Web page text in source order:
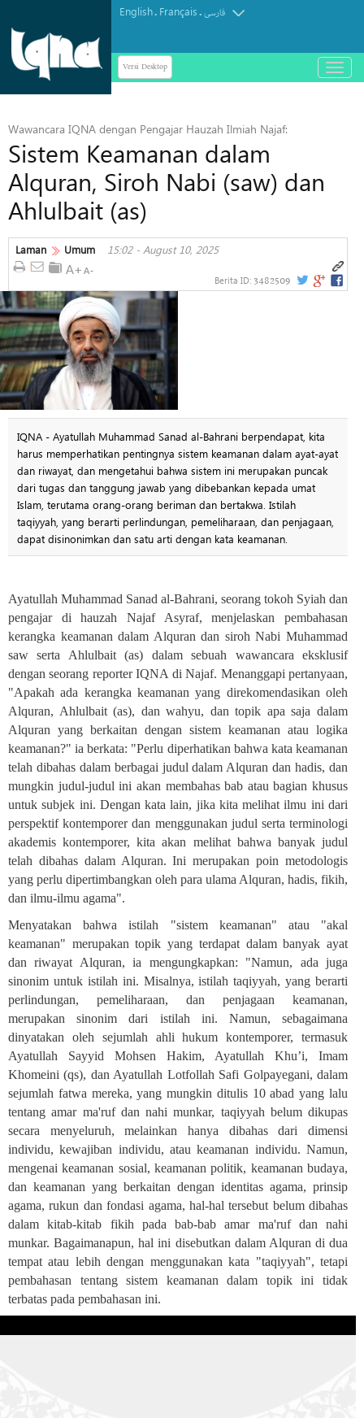
English. Français.فارسی
Versi Desktop
باز
و
Wawancara IQNA dengan Pengajar Hauzah Ilmiah Najaf:
Sistem Keamanan dalam
Alquran, Siroh Nabi (saw) dan
Ahlulbait (as)
Laman Umum 15:02 - August 10, 2025
Berita ID: 3482509
IQNA - Ayatullah Muhammad Sanad al-Bahrani berpendapat, kita
harus memperhatikan pentingnya sistem keamanan dalam ayat-ayat
dan riwayat, dan mengetahui bahwa sistem ini merupakan puncak
dari tugas dan tanggung jawab yang dibebankan kepada umat
Islam, terutama orang-orang beriman dan bertakwa. Istilah
taqiyyah, yang berarti perlindungan, pemeliharaan, dan penjagaan,
dapat disinonimkan dan satu arti dengan kata keamanan.
Ayatullah Muhammad Sanad al-Bahrani, seorang tokoh Syiah dan
pengajar di hauzah Najaf Asyraf, menjelaskan pembahasan
kerangka keamanan dalam Alquran dan siroh Nabi Muhammad
saw serta Ahlulbait (as) dalam sebuah wawancara eksklusif
dengan seorang reporter IQNA di Najaf. Menanggapi pertanyaan,
"Apakah ada kerangka keamanan yang direkomendasikan oleh
Alquran, Ahlulbait (as), dan wahyu, dan topik apa saja dalam
Alquran yang berkaitan dengan sistem keamanan atau logika
keamanan?" ia berkata: "Perlu diperhatikan bahwa kata keamanan
telah dibahas dalam berbagai judul dalam Alquran dan hadis, dan
mungkin judul-judul ini akan membahas bab atau bagian khusus
untuk subjek ini. Dengan kata lain, jika kita melihat ilmu ini dari
perspektif kontemporer dan menggunakan judul serta terminologi
akademis kontemporer, kita akan melihat bahwa banyak judul
telah dibahas dalam Alquran. Ini merupakan poin metodologis
yang perlu dipertimbangkan oleh para ulama Alquran, hadis, fikih,
dan ilmu-ilmu agama."
Menyatakan bahwa istilah "sistem keamanan" atau "akal
keamanan" merupakan topik yang terdapat dalam banyak ayat
dan riwayat Alquran, ia mengungkapkan: "Namun, ada juga
sinonim untuk istilah ini. Misalnya, istilah taqiyyah, yang berarti
perlindungan, pemeliharaan, dan penjagaan keamanan,
merupakan sinonim dari istilah ini. Namun, sebagaimana
dinyatakan oleh sejumlah ahli hukum kontemporer, termasuk
Ayatullah Sayyid Mohsen Hakim, Ayatullah Khu’i, Imam
Khomeini (qs), dan Ayatullah Lotfollah Safi Golpayegani, dalam
sejumlah fatwa mereka, yang mungkin ditulis 10 abad yang lalu
tentang amar ma'ruf dan nahi munkar, taqiyyah belum dikupas
secara menyeluruh, melainkan hanya dibahas dari dimensi
individu, kewajiban individu, atau keamanan individu. Namun,
mengenai keamanan sosial, keamanan politik, keamanan budaya,
dan keamanan yang berkaitan dengan identitas agama, prinsip
agama, rukun dan fondasi agama, hal-hal tersebut belum dibahas
dalam kitab-kitab fikih pada bab-bab amar ma'ruf dan nahi
munkar. Bagaimanapun, hal ini disebutkan dalam Alquran di dua
tempat atau lebih dengan menggunakan kata "taqiyyah", tetapi
pembahasan tentang sistem keamanan dalam topik ini tidak
terbatas pada pembahasan ini.